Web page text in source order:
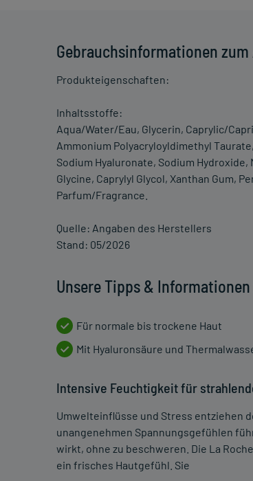
Gebrauchsinformationen zum
Produkteigenschaften:
Inhaltsstoffe:
Aqua/Water/Eau, Glycerin, Caprylic/
Ammonium Polyacryloyldimethyl
Sodium Hyaluronate, Sodium
Glycine, Caprylyl Glycol, Xanthan Gum,
Parfum/Fragrance.
Quelle: Angaben des Herstellers
Stand: 05/2026
Unsere Tipps &
Für normale bis trockene Haut
Mit Hyaluronsäure und
Intensive Feuchtigkeit für
Umwelteinflüsse und Stress entziehen
unangenehmen Spannungsgefühlen
wirkt, ohne zu beschweren. Die La
ein frisches Hautgefühl. Sie